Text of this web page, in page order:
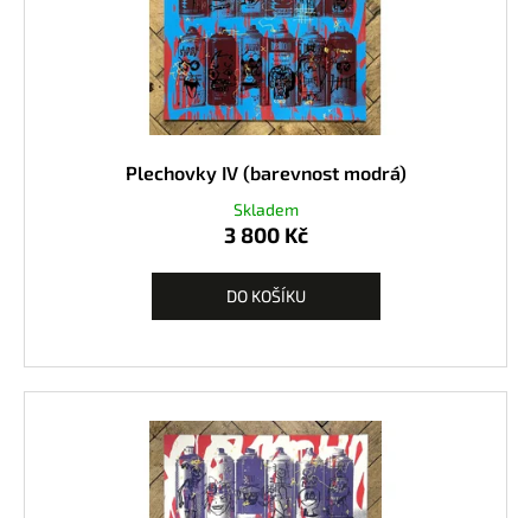
Plechovky IV (barevnost modrá)
Skladem
3 800 Kč
DO KOŠÍKU